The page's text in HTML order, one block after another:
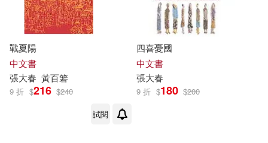
戰夏陽
中文書
張大春 黃百箬
9 折 $216 $240
試閱
四喜憂國
中文書
張大春
9 折 $180 $200